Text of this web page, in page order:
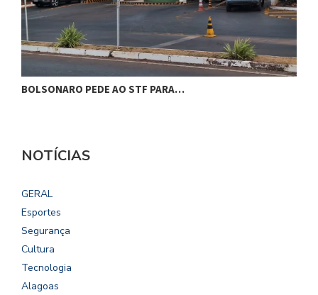
BOLSONARO PEDE AO STF PARA…
NOTÍCIAS
GERAL
Esportes
Segurança
Cultura
Tecnologia
Alagoas